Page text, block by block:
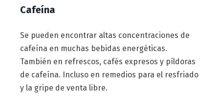
Cafeína
Se pueden encontrar altas concentraciones de
cafeína en muchas bebidas energéticas.
También en refrescos, cafés expresos y píldoras
de cafeína. Incluso en remedios para el resfriado
y la gripe de venta libre.